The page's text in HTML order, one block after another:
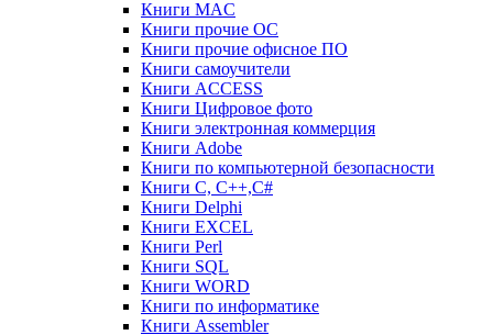
Книги MAC
Книги прочие ОС
Книги прочие офисное ПО
Книги самоучители
Книги ACCESS
Книги Цифровое фото
Книги электронная коммерция
Книги Adobe
Книги по компьютерной безопасности
Книги C, C++,С#
Книги Delphi
Книги EXCEL
Книги Perl
Книги SQL
Книги WORD
Книги по информатике
Книги Assembler